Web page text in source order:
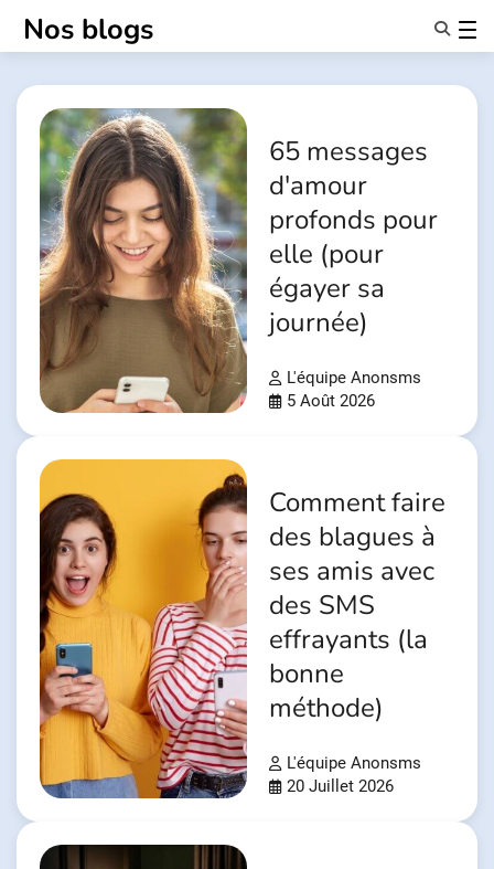
Nos blogs
Anonymes
NotifierPartenaires
À Propos De Nous
65 messages
d'amour
profonds pour
elle (pour
égayer sa
journée)
L'équipe Anonsms
5 Août 2026
Comment faire
des blagues à
ses amis avec
des SMS
effrayants (la
bonne
méthode)
L'équipe Anonsms
20 Juillet 2026